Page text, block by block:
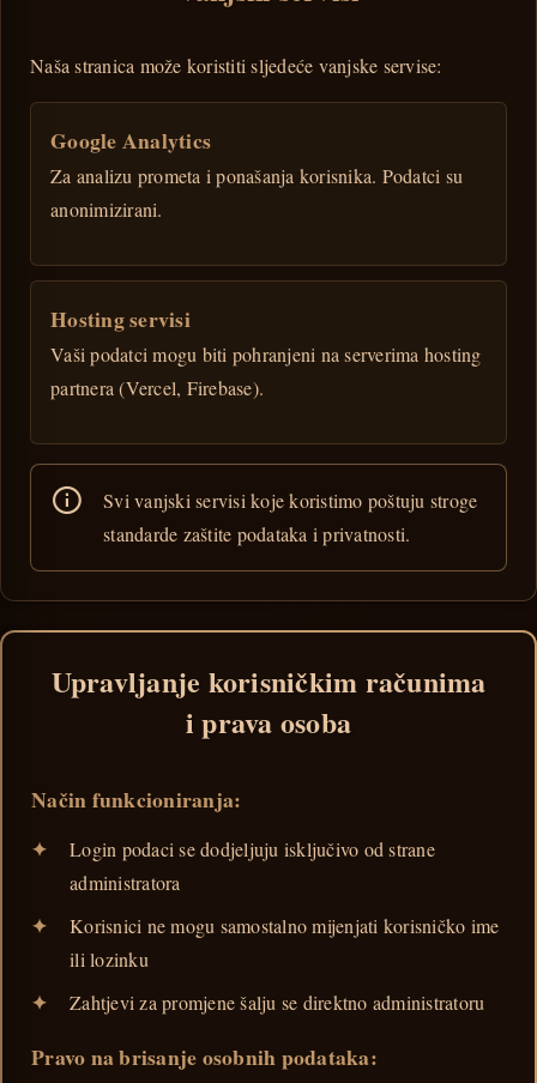
Naša stranica može koristiti sljedeće vanjske servise:
Google Analytics
Za analizu prometa i ponašanja korisnika. Podatci su
anonimizirani.
Hosting servisi
Vaši podatci mogu biti pohranjeni na serverima hosting
partnera (Vercel, Firebase).
Svi vanjski servisi koje koristimo poštuju stroge
standarde zaštite podataka i privatnosti.
Upravljanje korisničkim računima
i prava osoba
Način funkcioniranja:
Login podaci se dodjeljuju isključivo od strane
administratora
Korisnici ne mogu samostalno mijenjati korisničko ime
ili lozinku
Zahtjevi za promjene šalju se direktno administratoru
Pravo na brisanje osobnih podataka: